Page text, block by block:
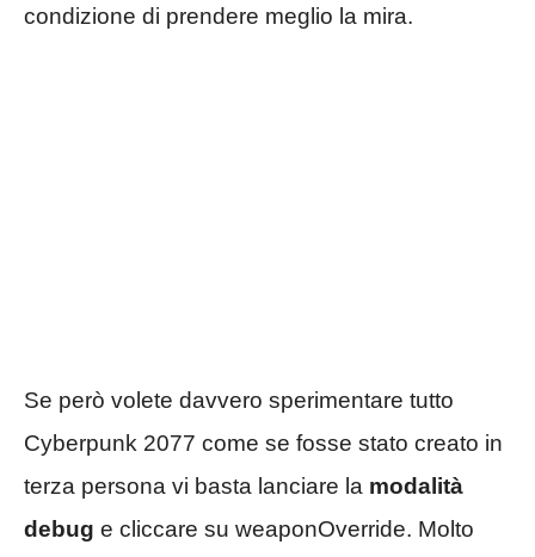
condizione di prendere meglio la mira.
Se però volete davvero sperimentare tutto
Cyberpunk 2077 come se fosse stato creato in
terza persona vi basta lanciare la modalità
debug e cliccare su weaponOverride. Molto